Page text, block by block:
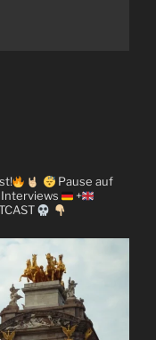
Pause auf
Interviews
+